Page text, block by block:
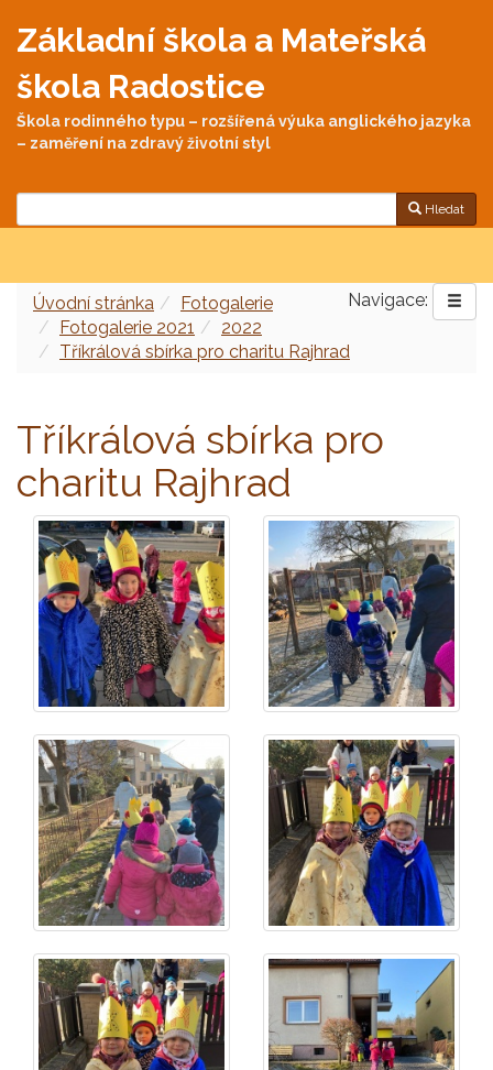
Základní škola a Mateřská
škola Radostice
Škola rodinného typu – rozšířená výuka anglického jazyka
– zaměření na zdravý životní styl
Hledat
Navigace:
Úvodní stránka
Fotogalerie
Fotogalerie 2021
2022
Tříkrálová sbírka pro charitu Rajhrad
Tříkrálová sbírka pro
charitu Rajhrad